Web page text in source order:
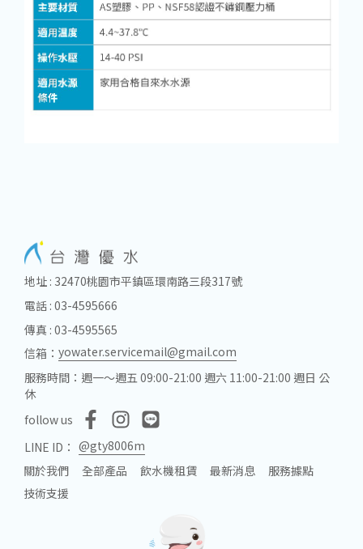
地址 : 32470桃園市平鎮區環南路三段317號
電話 : 03-4595666
傳真 : 03-4595565
信箱： yowater.servicemail@gmail.com
服務時間：週一～週五 09:00-21:00 週六 11:00-21:00 週日 公
休
follow us
LINE ID： @gty8006m
關於我們
全部產品 飲水機租賃 最新消息
服務據點
技術支援